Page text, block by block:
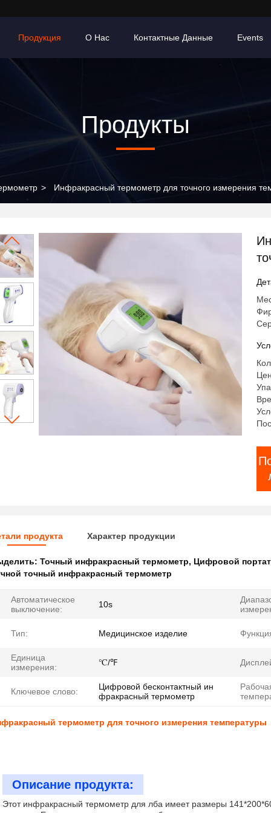
Продукция О Нас Контактные Данные Events
Продукты
> Инфракрасный термометр для точного измерения
продукта Характер продукции
Точный инфракрасный термометр, Цифровой
точный инфракрасный термометр
Автоматическое
выключение:
10s
Тип: Медицинское изделие
Единица
измерения:
℃/℉
Ключевое слово:
Цифровой бесконтактный ин
фракрасный термометр
термометр для точного измерения температуры
Описание продукта:
Этот инфракрасный термометр для лба имеет размеры